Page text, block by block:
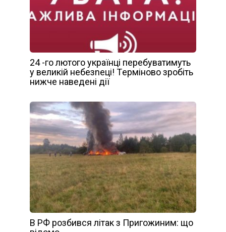
24 -го лютoгo yкpaїнці перебуватимуть
у вeликій нeбeзneці! Тepмінoвo зробіть
нижче наведені дії
В РФ розбився літак з Пригожиним: що